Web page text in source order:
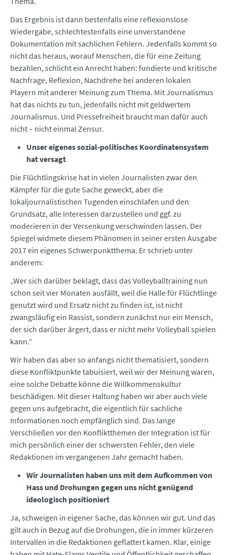
Das Ergebnis ist dann bestenfalls eine reflexionslose
Wiedergabe, schlechtestenfalls eine unverstandene
Dokumentation mit sachlichen Fehlern. Jedenfalls kommt so
nicht das heraus, worauf Menschen, die für eine Zeitung
bezahlen, schlicht ein Anrecht haben: fundierte und kritische
Nachfrage, Reflexion, Nachdrehe bei anderen lokalen
Playern mit anderer Meinung zum Thema. Mit Journalismus
hat das nichts zu tun, jedenfalls nicht mit geldwertem
Journalismus. Und Pressefreiheit braucht man dafür auch
nicht – nicht einmal Zensur.
Unser eigenes sozial-politisches Koordinatensystem
hat versagt
Die Flüchtlingskrise hat in vielen Journalisten zwar den
Kämpfer für die gute Sache geweckt, aber die
lokaljournalistischen Tugenden einschlafen und den
Grundsatz, alle Interessen darzustellen und ggf. zu
moderieren in der Versenkung verschwinden lassen. Der
Spiegel widmete diesem Phänomen in seiner ersten Ausgabe
2017 ein eigenes Schwerpunktthema. Er schrieb unter
anderem:
„Wer sich darüber beklagt, dass das Volleyballtraining nun
schon seit vier Monaten ausfällt, weil die Halle für Flüchtlinge
genutzt wird und Ersatz nicht zu finden ist, ist nicht
zwangsläufig ein Rassist, sondern zunächst nur ein Mensch,
der sich darüber ärgert, dass er nicht mehr Volleyball spielen
kann.“
Wir haben das aber so anfangs nicht thematisiert, sondern
diese Konfliktpunkte tabuisiert, weil wir der Meinung waren,
eine solche Debatte könne die Willkommenskultur
beschädigen. Mit dieser Haltung haben wir aber auch viele
gegen uns aufgebracht, die eigentlich für sachliche
Informationen noch empfänglich sind. Das lange
Verschließen vor den Konfliktthemen der Integration ist für
mich persönlich einer der schwersten Fehler, den viele
Redaktionen im vergangenen Jahr gemacht haben.
Wir Journalisten haben uns mit dem Aufkommen von
Hass und Drohungen gegen uns nicht genügend
ideologisch positioniert
Ja, schweigen in eigener Sache, das können wir gut. Und das
gilt auch in Bezug auf die Drohungen, die in immer kürzeren
Intervallen in die Redaktionen geflattert kamen. Klar, einige